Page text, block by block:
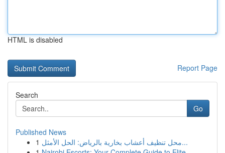
HTML is disabled
Report Page
Search
Go
Published News
1
محل تنظيف أعشاب بخارية بالرياض: الحل الأمثل...